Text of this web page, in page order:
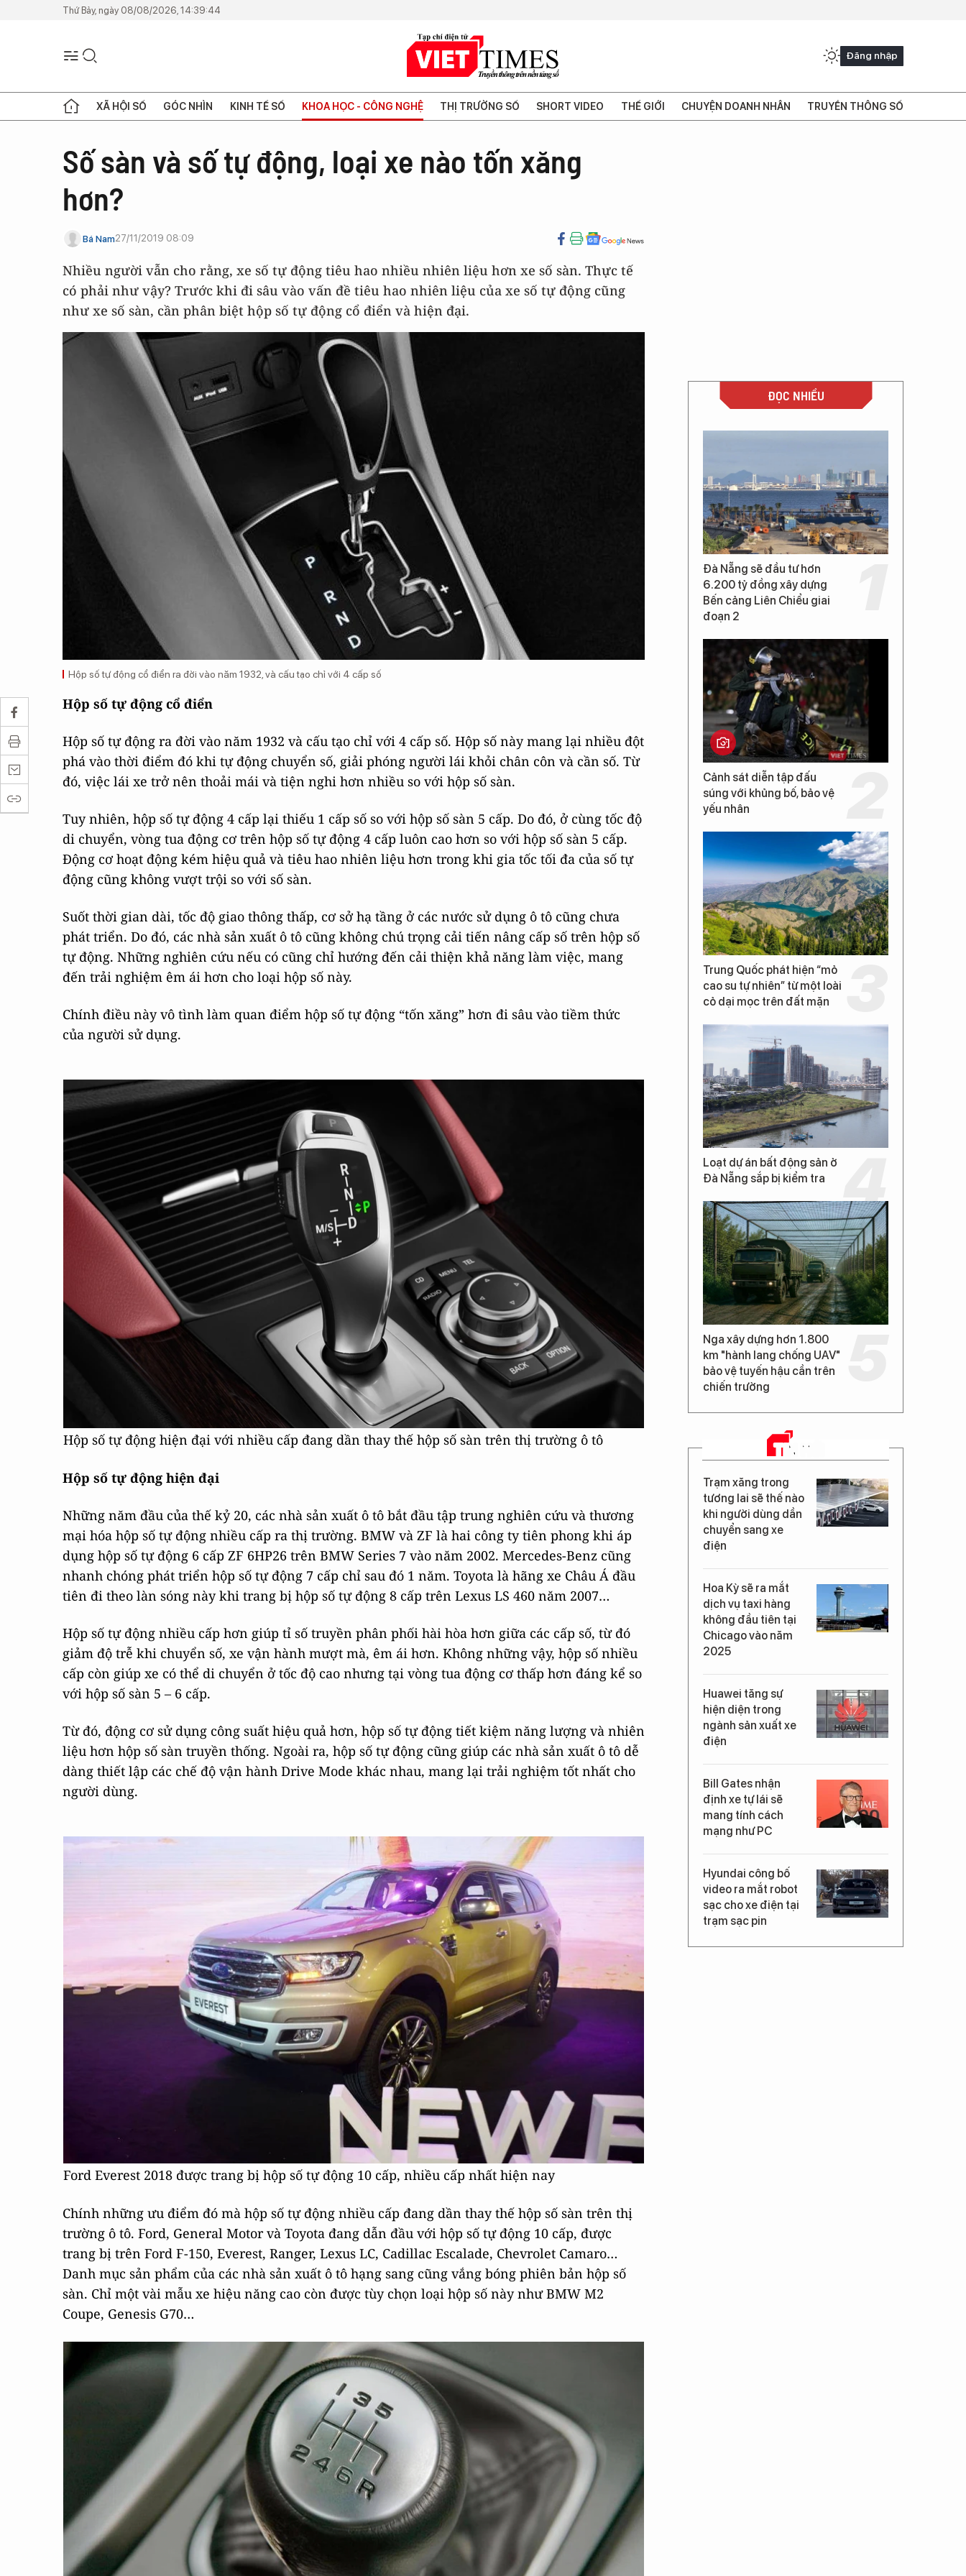
Thứ Bảy, ngày 08/08/2026, 14:39:44
Đăng nhập
XÃ HỘI SỐ GÓC NHÌN KINH TẾ SỐ KHOA HỌC - CÔNG NGHỆ THỊ TRƯỜNG SỐ SHORT VIDEO THẾ GIỚI CHUYỆN DOANH NHÂN TRUYỀN THÔNG SỐ
Số sàn và số tự động, loại xe nào tốn xăng
hơn?
Bá Nam27/11/2019 08:09
Nhiều người vẫn cho rằng, xe số tự động tiêu hao nhiều nhiên liệu hơn xe số sàn. Thực tế
có phải như vậy? Trước khi đi sâu vào vấn đề tiêu hao nhiên liệu của xe số tự động cũng
như xe số sàn, cần phân biệt hộp số tự động cổ điển và hiện đại.
Hộp số tự động cổ điển ra đời vào năm 1932, và cấu tạo chỉ với 4 cấp số
Hộp số tự động cổ điển
Hộp số tự động ra đời vào năm 1932 và cấu tạo chỉ với 4 cấp số. Hộp số này mang lại nhiều đột
phá vào thời điểm đó khi tự động chuyển số, giải phóng người lái khỏi chân côn và cần số. Từ
đó, việc lái xe trở nên thoải mái và tiện nghi hơn nhiều so với hộp số sàn.
Tuy nhiên, hộp số tự động 4 cấp lại thiếu 1 cấp số so với hộp số sàn 5 cấp. Do đó, ở cùng tốc độ
di chuyển, vòng tua động cơ trên hộp số tự động 4 cấp luôn cao hơn so với hộp số sàn 5 cấp.
Động cơ hoạt động kém hiệu quả và tiêu hao nhiên liệu hơn trong khi gia tốc tối đa của số tự
động cũng không vượt trội so với số sàn.
Suốt thời gian dài, tốc độ giao thông thấp, cơ sở hạ tầng ở các nước sử dụng ô tô cũng chưa
phát triển. Do đó, các nhà sản xuất ô tô cũng không chú trọng cải tiến nâng cấp số trên hộp số
tự động. Những nghiên cứu nếu có cũng chỉ hướng đến cải thiện khả năng làm việc, mang
đến trải nghiệm êm ái hơn cho loại hộp số này.
Chính điều này vô tình làm quan điểm hộp số tự động “tốn xăng” hơn đi sâu vào tiềm thức
của người sử dụng.
Hộp số tự động hiện đại với nhiều cấp đang dần thay thế hộp số sàn trên thị trường ô tô
Hộp số tự động hiện đại
Những năm đầu của thế kỷ 20, các nhà sản xuất ô tô bắt đầu tập trung nghiên cứu và thương
mại hóa hộp số tự động nhiều cấp ra thị trường. BMW và ZF là hai công ty tiên phong khi áp
dụng hộp số tự động 6 cấp ZF 6HP26 trên BMW Series 7 vào năm 2002. Mercedes-Benz cũng
nhanh chóng phát triển hộp số tự động 7 cấp chỉ sau đó 1 năm. Toyota là hãng xe Châu Á đầu
tiên đi theo làn sóng này khi trang bị hộp số tự động 8 cấp trên Lexus LS 460 năm 2007…
Hộp số tự động nhiều cấp hơn giúp tỉ số truyền phân phối hài hòa hơn giữa các cấp số, từ đó
giảm độ trễ khi chuyển số, xe vận hành mượt mà, êm ái hơn. Không những vậy, hộp số nhiều
cấp còn giúp xe có thể di chuyển ở tốc độ cao nhưng tại vòng tua động cơ thấp hơn đáng kể so
với hộp số sàn 5 – 6 cấp.
Từ đó, động cơ sử dụng công suất hiệu quả hơn, hộp số tự động tiết kiệm năng lượng và nhiên
liệu hơn hộp số sàn truyền thống. Ngoài ra, hộp số tự động cũng giúp các nhà sản xuất ô tô dễ
dàng thiết lập các chế độ vận hành Drive Mode khác nhau, mang lại trải nghiệm tốt nhất cho
người dùng.
Ford Everest 2018 được trang bị hộp số tự động 10 cấp, nhiều cấp nhất hiện nay
Chính những ưu điểm đó mà hộp số tự động nhiều cấp đang dần thay thế hộp số sàn trên thị
trường ô tô. Ford, General Motor và Toyota đang dẫn đầu với hộp số tự động 10 cấp, được
trang bị trên Ford F-150, Everest, Ranger, Lexus LC, Cadillac Escalade, Chevrolet Camaro…
Danh mục sản phẩm của các nhà sản xuất ô tô hạng sang cũng vắng bóng phiên bản hộp số
sàn. Chỉ một vài mẫu xe hiệu năng cao còn được tùy chọn loại hộp số này như BMW M2
Coupe, Genesis G70…
ĐỌC NHIỀU
Đà Nẵng sẽ đầu tư hơn
6.200 tỷ đồng xây dựng
Bến cảng Liên Chiểu giai
đoạn 2
Cảnh sát diễn tập đấu
súng với khủng bố, bảo vệ
yếu nhân
Trung Quốc phát hiện “mỏ
cao su tự nhiên” từ một loài
cỏ dại mọc trên đất mặn
Loạt dự án bất động sản ở
Đà Nẵng sắp bị kiểm tra
Nga xây dựng hơn 1.800
km "hành lang chống UAV"
bảo vệ tuyến hậu cần trên
chiến trường
TIN MỚI
Trạm xăng trong
tương lai sẽ thế nào
khi người dùng dần
chuyển sang xe
điện
Hoa Kỳ sẽ ra mắt
dịch vụ taxi hàng
không đầu tiên tại
Chicago vào năm
2025
Huawei tăng sự
hiện diện trong
ngành sản xuất xe
điện
Bill Gates nhận
định xe tự lái sẽ
mang tính cách
mạng như PC
Hyundai công bố
video ra mắt robot
sạc cho xe điện tại
trạm sạc pin